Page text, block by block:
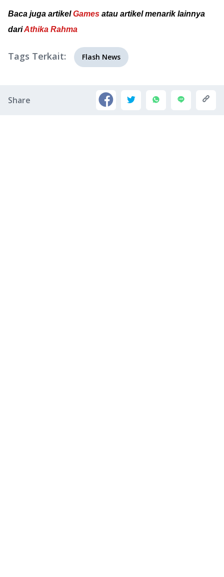
Baca juga artikelGames atau artikel menarik lainnya
dariAthika Rahma
Tags Terkait: Flash News
Share